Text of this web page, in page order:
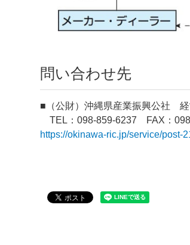
問い合わせ先
■（公財）沖縄県産業振興公社 経
TEL：098-859-6237 FAX：
https://okinawa-ric.jp/service/post-